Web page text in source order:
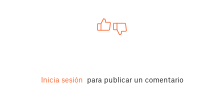
Inicia sesión para publicar un comentario